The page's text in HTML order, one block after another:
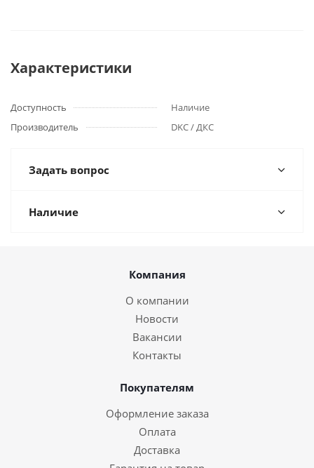
Характеристики
Доступность
Наличие
Производитель
DKC / ДКС
Задать вопрос
Наличие
Компания
О компании
Новости
Вакансии
Контакты
Покупателям
Оформление заказа
Оплата
Доставка